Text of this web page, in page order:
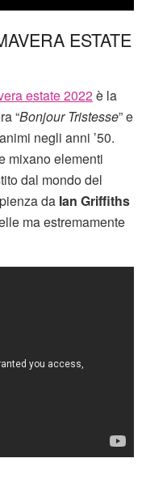
ESTATE
estate 2022è la
“Bonjour Tristesse” e
negli anni ’50.
mixano elementi
dal mondo del
da Ian Griffiths
ma estremamente